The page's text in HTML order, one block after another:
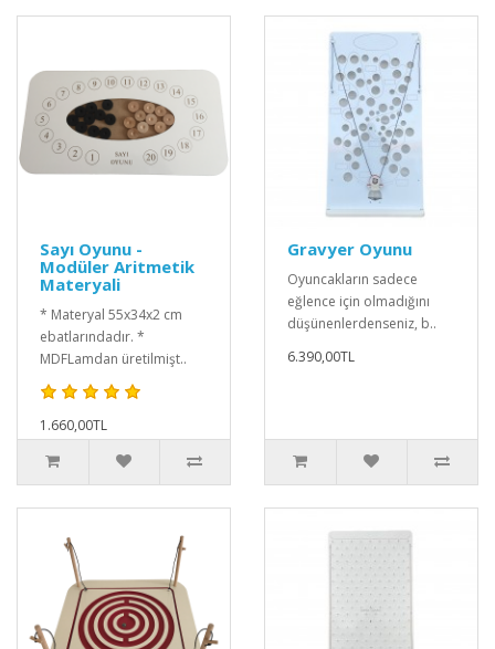
Sayı Oyunu -
Modüler Aritmetik
Materyali
* Materyal 55x34x2 cm
ebatlarındadır. *
MDFLamdan üretilmişt..
1.660,00TL
Gravyer Oyunu
Oyuncakların sadece
eğlence için olmadığını
düşünenlerdenseniz, b..
6.390,00TL